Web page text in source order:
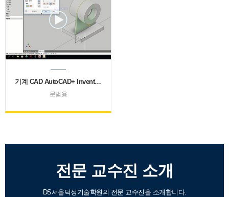
기계 CAD AutoCAD+ Inventor (문범용)
문범용
전문 교수진 소개
DS서울덕성기술학원의 전문 교수진을 소개합니다.